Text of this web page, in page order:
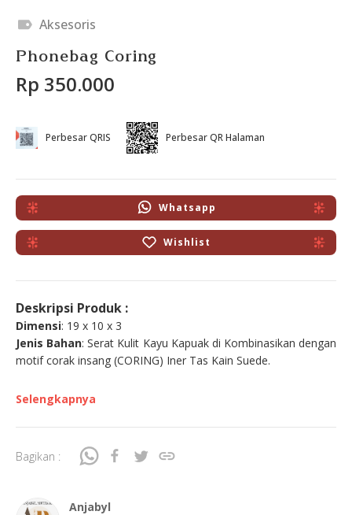
Aksesoris
Phonebag Coring
Rp 350.000
Perbesar QRIS Perbesar QR Halaman
Whatsapp
Wishlist
Deskripsi Produk :
Dimensi: 19 x 10 x 3
Jenis Bahan: Serat Kulit Kayu Kapuak di Kombinasikan dengan
motif corak insang (CORING) Iner Tas Kain Suede.
Selengkapnya
Bagikan :
Anjabyl